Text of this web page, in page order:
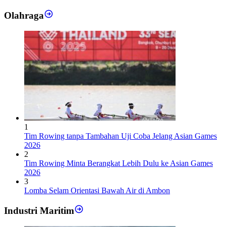
Olahraga
1
Tim Rowing tanpa Tambahan Uji Coba Jelang Asian Games
2026
2
Tim Rowing Minta Berangkat Lebih Dulu ke Asian Games
2026
3
Lomba Selam Orientasi Bawah Air di Ambon
Industri Maritim